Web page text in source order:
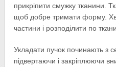
прикріпити смужку тканини.
щоб добре тримати форму.
частини і розподілити по
Укладати пучок починають з
підвертаючи і закріплюючи